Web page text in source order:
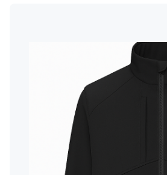
Taksiammattilaisille
Kauppa
Ostoskori
Liity jäseneksi